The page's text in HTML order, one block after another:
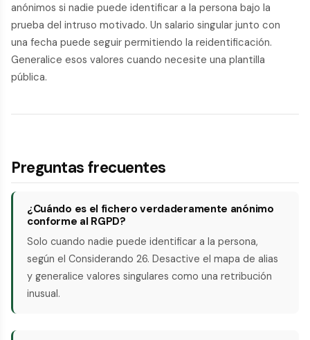
anónimos si nadie puede identificar a la persona bajo la
prueba del intruso motivado. Un salario singular junto con
una fecha puede seguir permitiendo la reidentificación.
Generalice esos valores cuando necesite una plantilla
pública.
Preguntas frecuentes
¿Cuándo es el fichero verdaderamente anónimo
conforme al RGPD?
Solo cuando nadie puede identificar a la persona,
según el Considerando 26. Desactive el mapa de alias
y generalice valores singulares como una retribución
inusual.